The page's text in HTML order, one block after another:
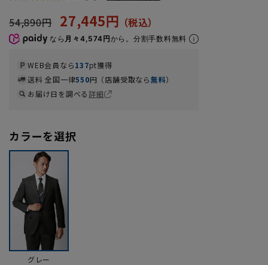
54,890円 27,445円
なら 月々4,574円から。分割手数料無料
WEB会員なら137pt獲得
送料 全国一律550円（店舗受取なら無料）
お届け日を調べる詳細
カラーを選択
グレー